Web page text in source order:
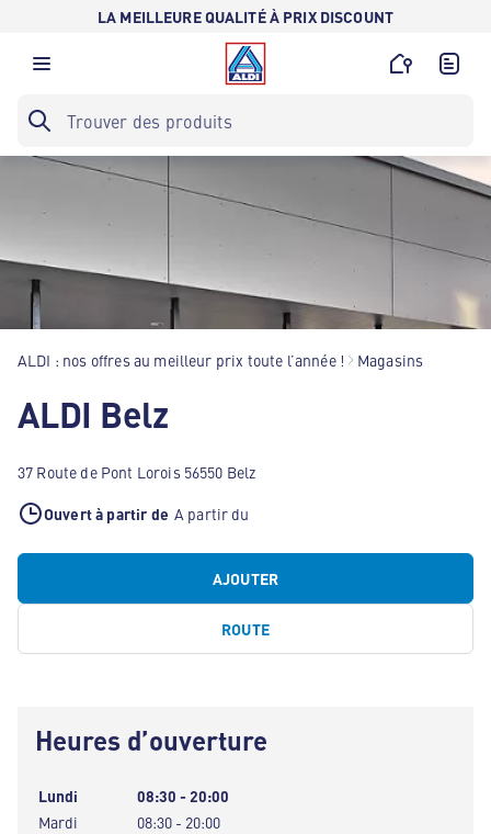
LA MEILLEURE QUALITÉ À PRIX DISCOUNT
ALDI : nos offres au meilleur prix toute l’année ! Magasins
ALDI Belz
37 Route de Pont Lorois 56550 Belz
Ouvert à partir de A partir du
AJOUTER
ROUTE
Heures d’ouverture
Lundi
08:30 - 20:00
Mardi
08:30 - 20:00